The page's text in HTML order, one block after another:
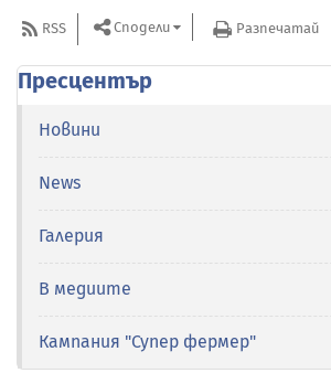
RSS Сподели Разпечатай
Пресцентър
Новини
News
Галерия
В медиите
Кампания "Супер фермер"